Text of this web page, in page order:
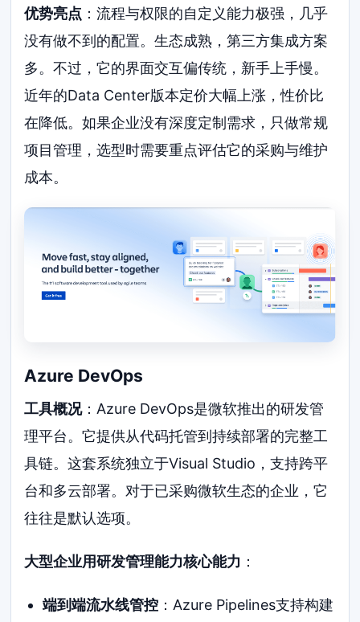
优势亮点 ：流程与权限的自定义能力极强，几乎
没有做不到的配置。生态成熟，第三方集成方案
多。不过，它的界面交互偏传统，新手上手慢。
近年的Data Center版本定价大幅上涨，性价比
在降低。如果企业没有深度定制需求，只做常规
项目管理，选型时需要重点评估它的采购与维护
成本。
Azure DevOps
工具概况：Azure DevOps是微软推出的研发管
理平台。它提供从代码托管到持续部署的完整工
具链。这套系统独立于Visual Studio，支持跨平
台和多云部署。对于已采购微软生态的企业，它
往往是默认选项。
大型企业用研发管理能力核心能力 ：
端到端流水线管控：Azure Pipelines支持构建